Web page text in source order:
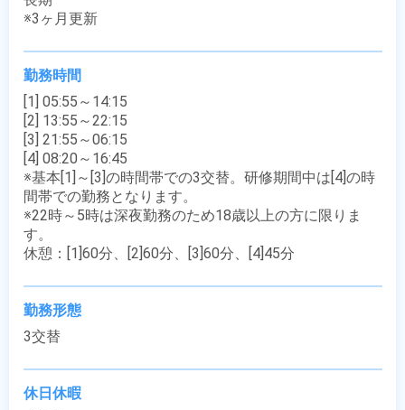
※3ヶ月更新
勤務時間
[1] 05:55～14:15
[2] 13:55～22:15
[3] 21:55～06:15
[4] 08:20～16:45
※基本[1]～[3]の時間帯での3交替。研修期間中は[4]の時
間帯での勤務となります。
※22時～5時は深夜勤務のため18歳以上の方に限りま
す。
休憩：[1]60分、[2]60分、[3]60分、[4]45分
勤務形態
3交替
休日休暇